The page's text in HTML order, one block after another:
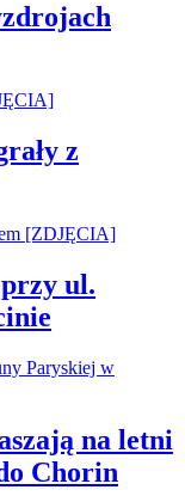
z
ul.
na letni
Chorin